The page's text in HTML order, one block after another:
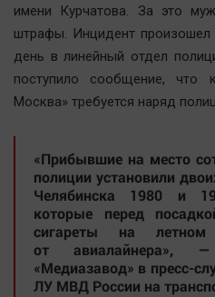
Наша победа
Общество
Политика
Экономика
Культура
Курилка
Мнения
Спорт
имени Курчатова. За это
штрафы. Инцидент произошел
день в линейный отдел
поступило сообщение, что
Москва» требуется наряд
«Прибывшие на место
полиции установили
Челябинска 1980 и
которые перед
сигареты на
от авиалайнера», —
«Медиазавод» в пресс-
ЛУ МВД России на